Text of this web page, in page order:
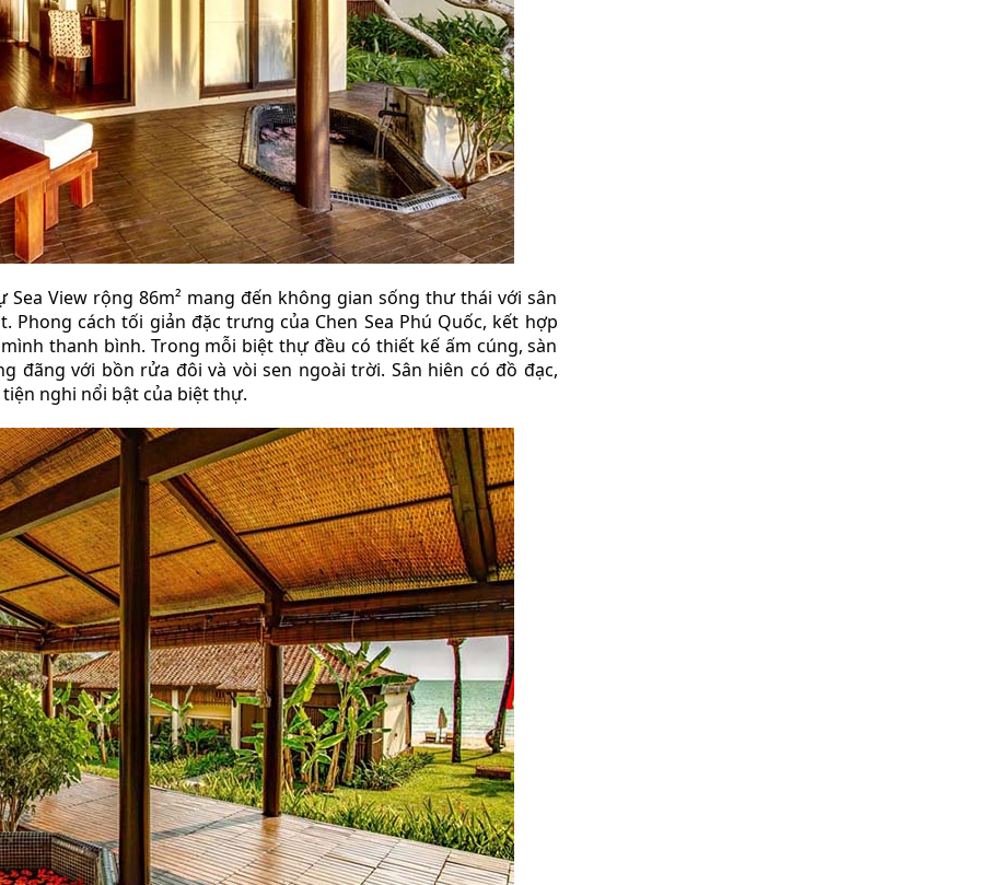
View rộng 86m² mang đến không gian sống thư thái với sân
cách tối giản đặc trưng của Chen Sea Phú Quốc, kết hợp
thanh bình. Trong mỗi biệt thự đều có thiết kế ấm cúng, sàn
đãng với bồn rửa đôi và vòi sen ngoài trời. Sân hiên có đồ đạc,
nghi nổi bật của biệt thự.